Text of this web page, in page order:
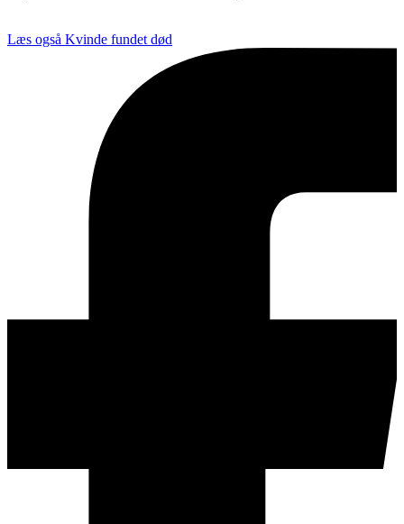
Læs også Kvinde fundet død